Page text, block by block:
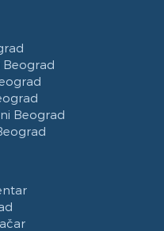
Beograd